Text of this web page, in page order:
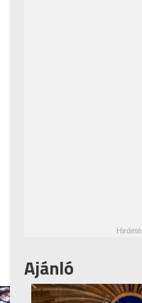
Ajánló